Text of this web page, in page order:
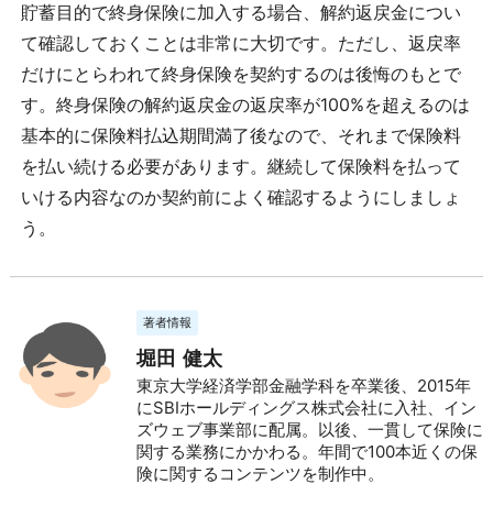
貯蓄目的で終身保険に加入する場合、解約返戻金につい
て確認しておくことは非常に大切です。ただし、返戻率
だけにとらわれて終身保険を契約するのは後悔のもとで
す。終身保険の解約返戻金の返戻率が100%を超えるのは
基本的に保険料払込期間満了後なので、それまで保険料
を払い続ける必要があります。継続して保険料を払って
いける内容なのか契約前によく確認するようにしましょ
う。
著者情報
堀田 健太
東京大学経済学部金融学科を卒業後、2015年
にSBIホールディングス株式会社に入社、イン
ズウェブ事業部に配属。以後、一貫して保険に
関する業務にかかわる。年間で100本近くの保
険に関するコンテンツを制作中。